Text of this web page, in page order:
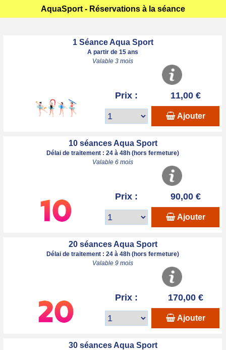
AquaSport - Réservations à la séance
1 Séance Aqua Sport
A partir de 15 ans
Valable 3 mois
Prix : 11,00 €
Ajouter
10 séances Aqua Sport
Délai de traitement : 24 à 48h (hors fermeture)
Valable 6 mois
Prix : 90,00 €
Ajouter
20 séances Aqua Sport
Délai de traitement : 24 à 48h (hors fermeture)
Valable 9 mois
Prix : 170,00 €
Ajouter
30 séances Aqua Sport